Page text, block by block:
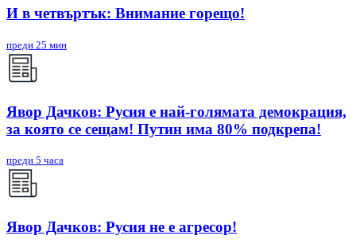
И в четвъртък: Внимание горещо!
преди 25 мин
Явор Дачков: Русия е най-голямата демокрация,
за която се сещам! Путин има 80% подкрепа!
преди 5 часа
Явор Дачков: Русия не е агресор!